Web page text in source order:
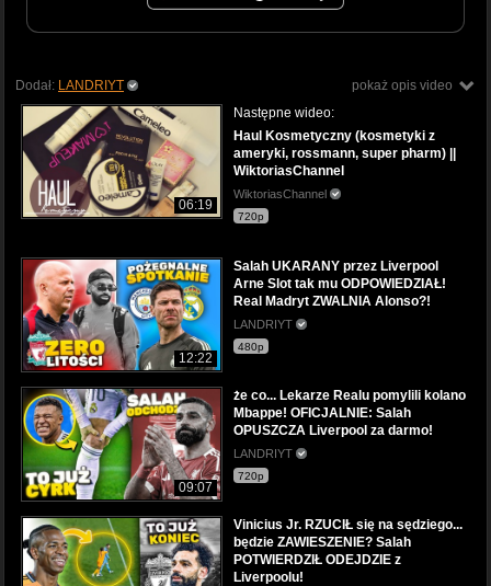
pokaż opis video
Dodał: LANDRIYT
06:19
Następne wideo:
Haul Kosmetyczny (kosmetyki z
ameryki, rossmann, super pharm) ||
WiktoriasChannel
WiktoriasChannel
720p
12:22
Salah UKARANY przez Liverpool
Arne Slot tak mu ODPOWIEDZIAŁ!
Real Madryt ZWALNIA Alonso?!
LANDRIYT
480p
09:07
że co... Lekarze Realu pomylili kolano
Mbappe! OFICJALNIE: Salah
OPUSZCZA Liverpool za darmo!
LANDRIYT
720p
Vinicius Jr. RZUCIŁ się na sędziego...
będzie ZAWIESZENIE? Salah
POTWIERDZIŁ ODEJDZIE z
Liverpoolu!